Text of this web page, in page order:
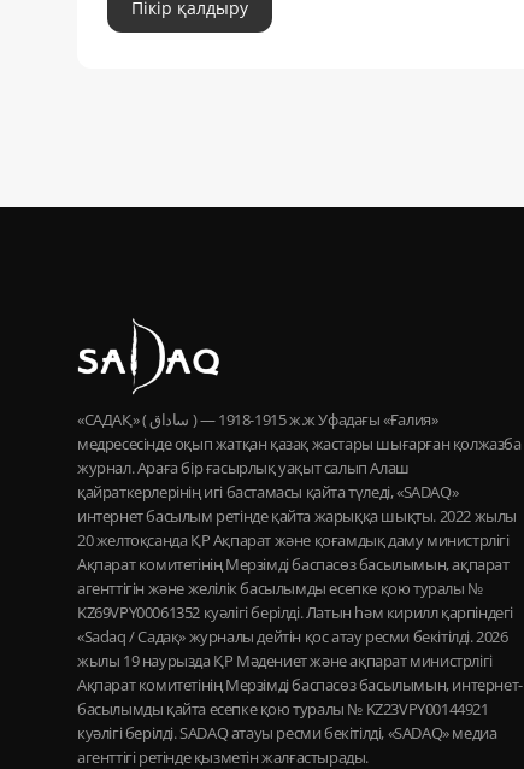
Пікір қалдыру
«САДАҚ» ( ساداق ) — 1915-1918 ж.ж Уфадағы «Ғалия»
медресесінде оқып жатқан қазақ жастары шығарған қолжазба
журнал. Араға бір ғасырлық уақыт салып Алаш
қайраткерлерінің игі бастамасы қайта түледі, «SADAQ»
интернет басылым ретінде қайта жарыққа шықты. 2022 жылы
20 желтоқсанда ҚР Ақпарат және қоғамдық даму министрлігі
Ақпарат комитетінің Мерзімді баспасөз басылымын, ақпарат
агенттігін және желілік басылымды есепке қою туралы №
KZ69VPY00061352 куәлігі берілді. Латын һәм кирилл қарпіндегі
«Sadaq / Садақ» журналы дейтін қос атау ресми бекітілді. 2026
жылы 19 наурызда ҚР Мәдениет және ақпарат министрлігі
Ақпарат комитетінің Мерзімді баспасөз басылымын, интернет-
басылымды қайта есепке қою туралы № KZ23VPY00144921
куәлігі берілді. SADAQ атауы ресми бекітілді, «SADAQ» медиа
агенттігі ретінде қызметін жалғастырады.